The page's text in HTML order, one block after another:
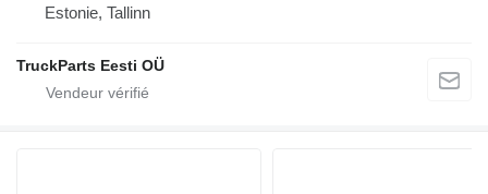
Estonie, Tallinn
TruckParts Eesti OÜ